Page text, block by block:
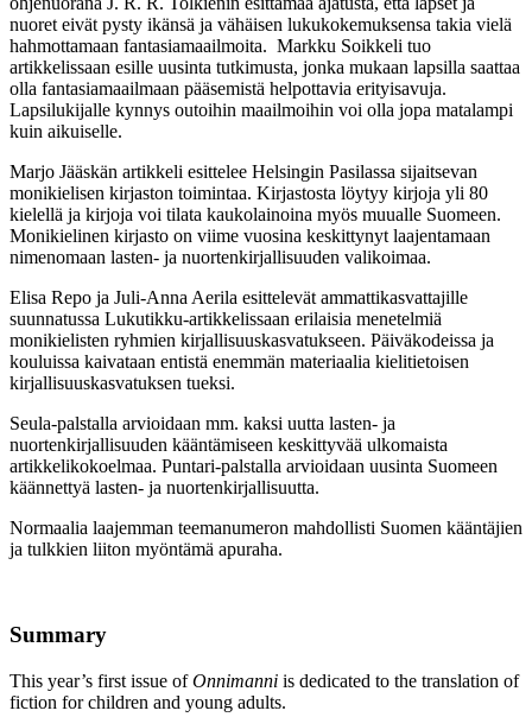
nuoret eivät pysty ikänsä ja vähäisen lukukokemuksensa takia vielä
hahmottamaan fantasiamaailmoita. Markku Soikkeli tuo
artikkelissaan esille uusinta tutkimusta, jonka mukaan lapsilla saattaa
olla fantasiamaailmaan pääsemistä helpottavia erityisavuja.
Lapsilukijalle kynnys outoihin maailmoihin voi olla jopa matalampi
kuin aikuiselle.
Marjo Jääskän artikkeli esittelee Helsingin Pasilassa sijaitsevan
monikielisen kirjaston toimintaa. Kirjastosta löytyy kirjoja yli 80
kielellä ja kirjoja voi tilata kaukolainoina myös muualle Suomeen.
Monikielinen kirjasto on viime vuosina keskittynyt laajentamaan
nimenomaan lasten- ja nuortenkirjallisuuden valikoimaa.
Elisa Repo ja Juli-Anna Aerila esittelevät ammattikasvattajille
suunnatussa Lukutikku-artikkelissaan erilaisia menetelmiä
monikielisten ryhmien kirjallisuuskasvatukseen. Päiväkodeissa ja
kouluissa kaivataan entistä enemmän materiaalia kielitietoisen
kirjallisuuskasvatuksen tueksi.
Seula-palstalla arvioidaan mm. kaksi uutta lasten- ja
nuortenkirjallisuuden kääntämiseen keskittyvää ulkomaista
artikkelikokoelmaa. Puntari-palstalla arvioidaan uusinta Suomeen
käännettyä lasten- ja nuortenkirjallisuutta.
Normaalia laajemman teemanumeron mahdollisti Suomen kääntäjien
ja tulkkien liiton myöntämä apuraha.
Summary
This year’s first issue ofOnnimanni is dedicated to the translation of
fiction for children and young adults.